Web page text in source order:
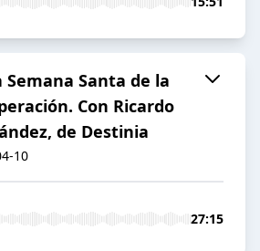
Semana Santa de la
Con Ricardo
de Destinia
10
27:15